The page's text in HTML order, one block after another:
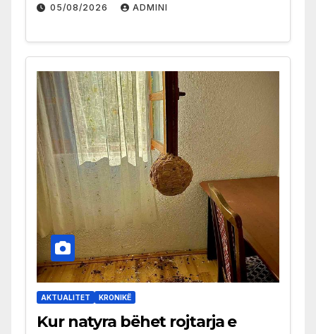
05/08/2026 ADMINI
AKTUALITET KRONIKË
Kur natyra bëhet rojtarja e